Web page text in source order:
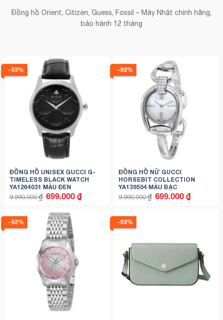
Đồng hồ Orient, Citizen, Guess, Fossil – Máy Nhật chính hãng,
bảo hành 12 tháng
-93%
ĐỒNG HỒ UNISEX GUCCI G-
TIMELESS BLACK WATCH
YA1264031 MÀU ĐEN
9.990.000₫ Giá
gốc
699.000 ₫Giá
hiện
699.000 ₫.
-93%
ĐỒNG HỒ NỮ GUCCI
HORSEBIT COLLECTION
YA139504 MÀU BẠC
9.990.000₫ Giá
gốc
699.000 ₫Giá
hiện
-93% -93%